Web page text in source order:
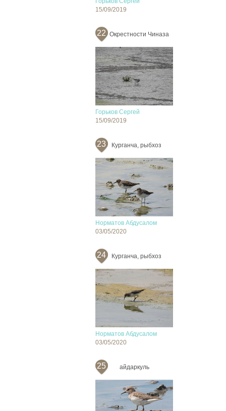
15/09/2019
22 Окрестности Чиназа
Горьков Сергей
15/09/2019
23 Курганча, рыбхоз
Норматов Абдусалом
03/05/2020
24 Курганча, рыбхоз
Норматов Абдусалом
03/05/2020
25 айдаркуль